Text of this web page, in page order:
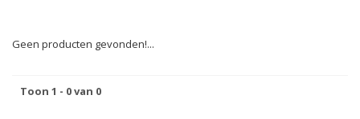
Geen producten gevonden!...
Toon 1 - 0 van 0